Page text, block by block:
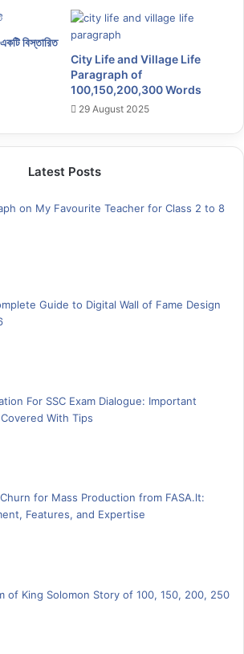
বিস্তারিত
City Life and Village Life
Paragraph of
100,150,200,300 Words
29 August 2025
Latest Posts
on My Favourite Teacher for Class 2 to 8
Guide to Digital Wall of Fame Design
For SSC Exam Dialogue: Important
With Tips
for Mass Production from FASA.lt:
Features, and Expertise
of King Solomon Story of 100, 150, 200, 250